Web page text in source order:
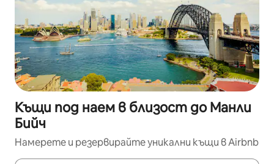
Къщи под наем в близост до Манли
Бийч
Намерете и резервирайте уникални къщи в Airbnb